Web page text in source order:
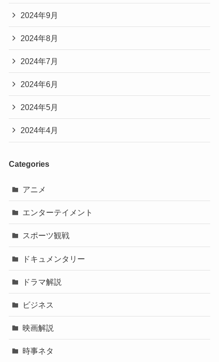
2024年9月
2024年8月
2024年7月
2024年6月
2024年5月
2024年4月
Categories
アニメ
エンターテイメント
スポーツ観戦
ドキュメンタリー
ドラマ解説
ビジネス
映画解説
時事ネタ